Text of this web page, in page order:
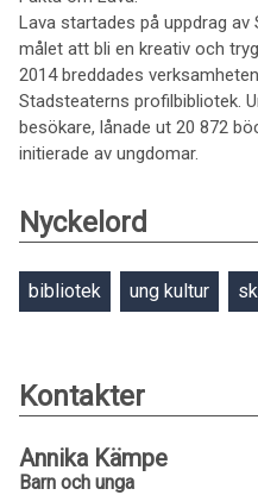
Lava startades på uppdrag
målet att bli en kreativ och
2014 breddades
Stadsteaterns profilbibliotek.
besökare, lånade ut 20 872
initierade av ungdomar.
Nyckelord
bibliotek ung kultur
Kontakter
Annika Kämpe
Barn och unga